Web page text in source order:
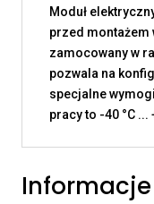
Moduł
przed montażem
zamocowany w
pozwala na
specjalne
pracy to -40 °C ...